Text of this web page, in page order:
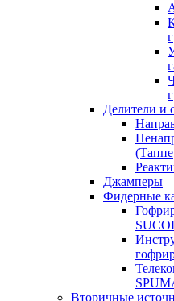
Делители и
Джамперы
Фидерные
Вторичные